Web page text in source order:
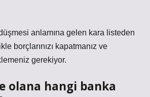
anlamına gelen kara listeden
borçlarınızı kapatmanız ve
gerekiyor.
olana hangi banka